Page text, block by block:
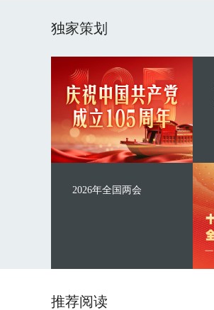
独家策划
2026年全国两会
推荐阅读